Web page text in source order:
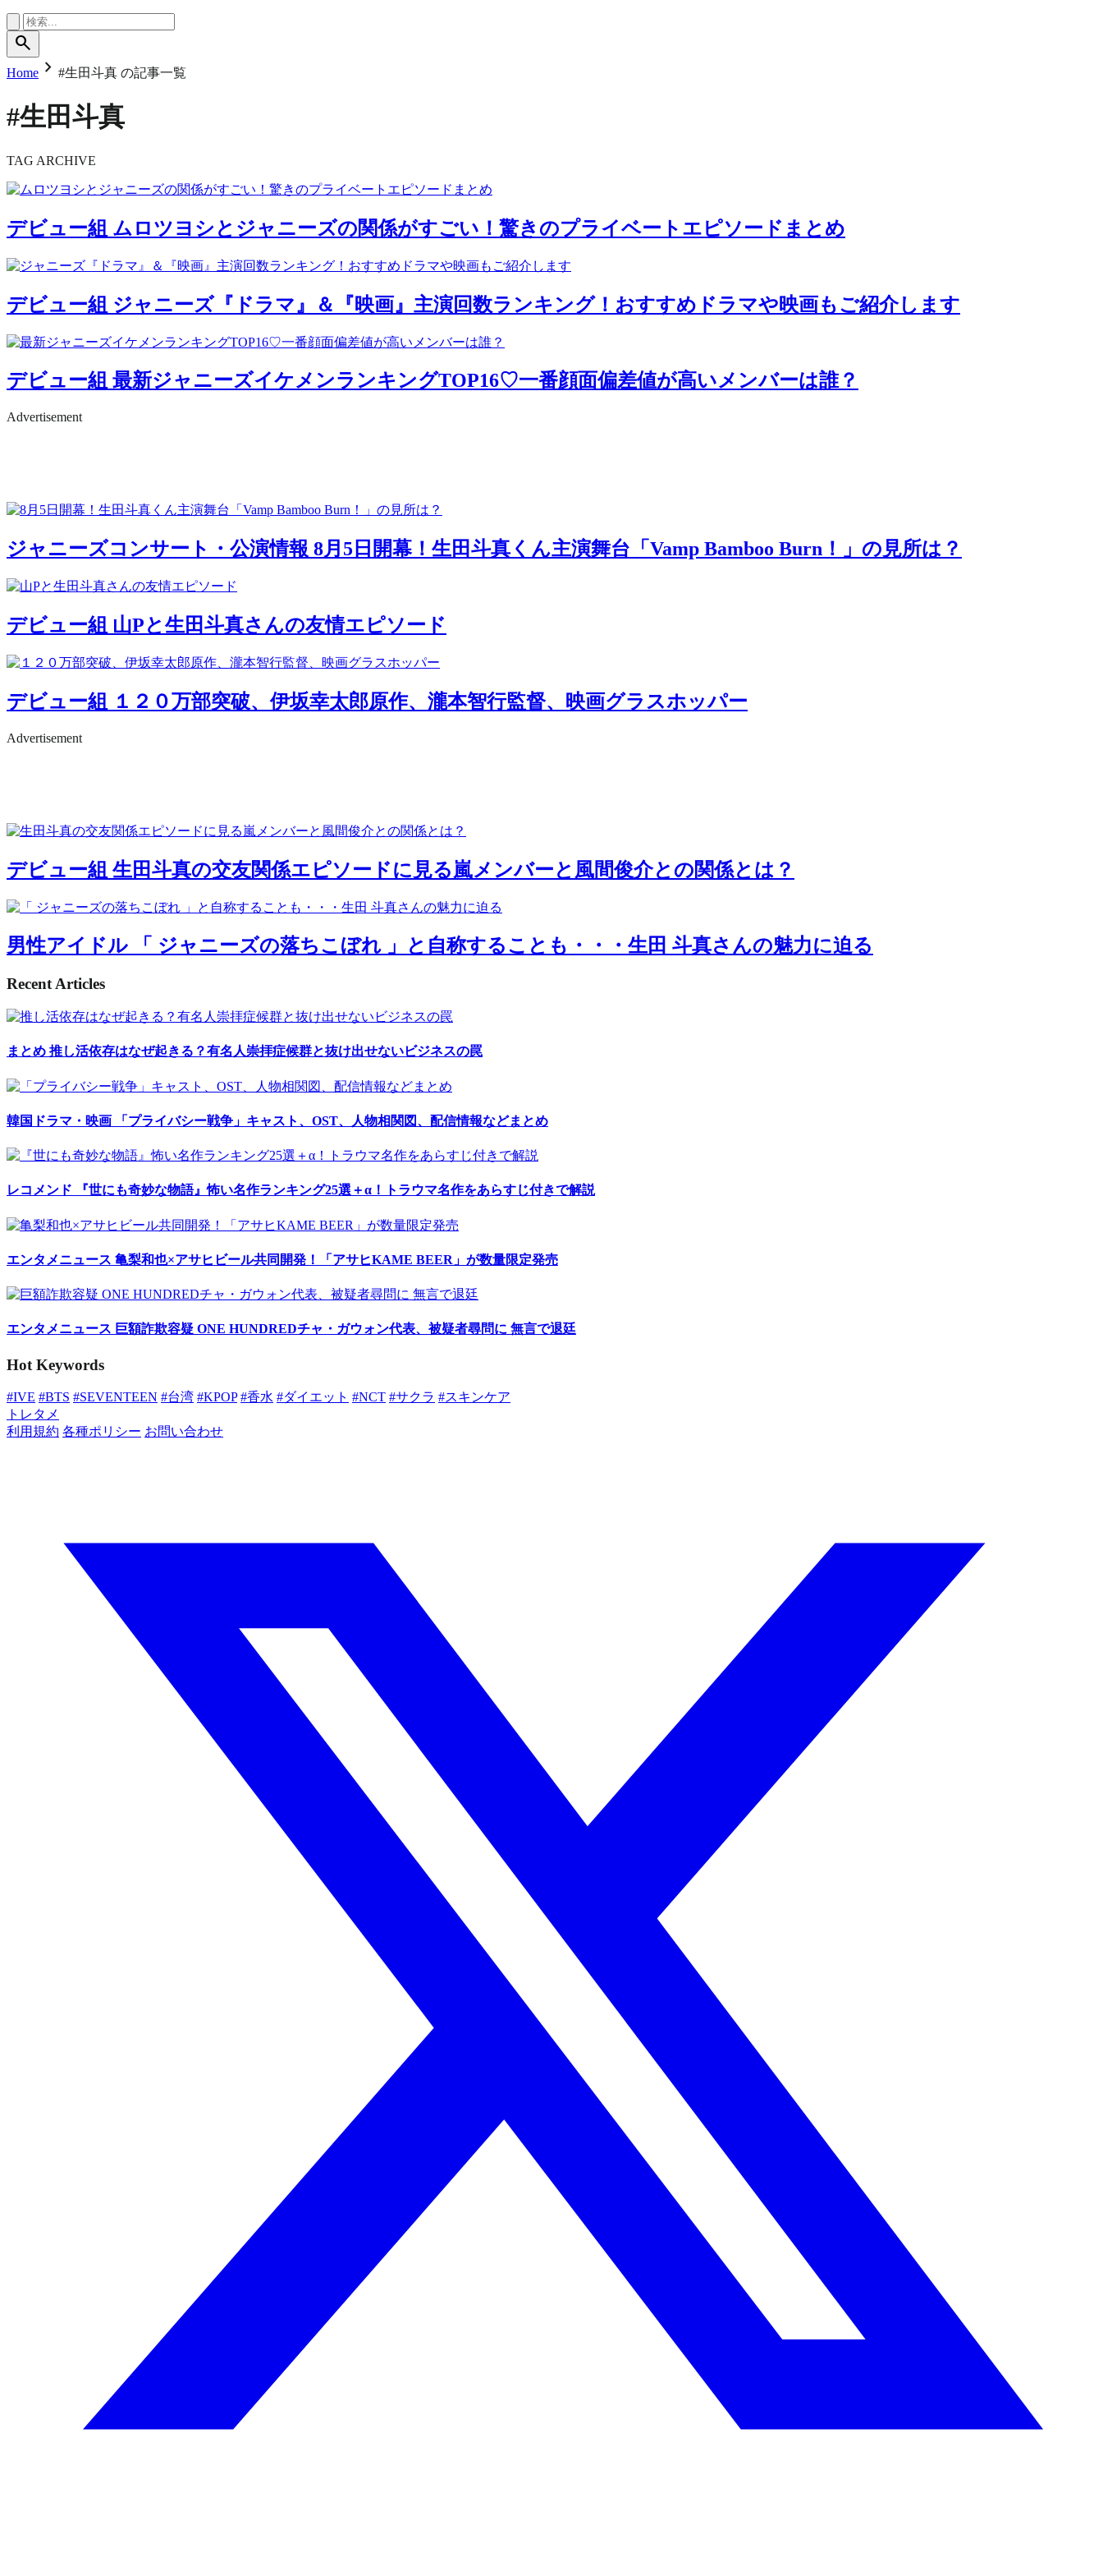
search
Home chevron_right #生田斗真 の記事一覧
#生田斗真
TAG ARCHIVE
デビュー組 ムロツヨシとジャニーズの関係がすごい！驚きのプライベートエピソードまとめ
デビュー組 ジャニーズ『ドラマ』＆『映画』主演回数ランキング！おすすめドラマや映画もご紹介します
デビュー組 最新ジャニーズイケメンランキングTOP16♡一番顔面偏差値が高いメンバーは誰？
Advertisement
ジャニーズコンサート・公演情報 8月5日開幕！生田斗真くん主演舞台「Vamp Bamboo Burn！」の見所は？
デビュー組 山Pと生田斗真さんの友情エピソード
デビュー組 １２０万部突破、伊坂幸太郎原作、瀧本智行監督、映画グラスホッパー
Advertisement
デビュー組 生田斗真の交友関係エピソードに見る嵐メンバーと風間俊介との関係とは？
男性アイドル 「 ジャニーズの落ちこぼれ 」と自称することも・・・生田 斗真さんの魅力に迫る
Recent Articles
まとめ 推し活依存はなぜ起きる？有名人崇拝症候群と抜け出せないビジネスの罠
韓国ドラマ・映画 「プライバシー戦争」キャスト、OST、人物相関図、配信情報などまとめ
レコメンド 『世にも奇妙な物語』怖い名作ランキング25選＋α！トラウマ名作をあらすじ付きで解説
エンタメニュース 亀梨和也×アサヒビール共同開発！「アサヒKAME BEER」が数量限定発売
エンタメニュース 巨額詐欺容疑 ONE HUNDREDチャ・ガウォン代表、被疑者尋問に 無言で退廷
Hot Keywords
#IVE #BTS #SEVENTEEN #台湾 #KPOP #香水 #ダイエット #NCT #サクラ #スキンケア
トレタメ
利用規約 各種ポリシー お問い合わせ